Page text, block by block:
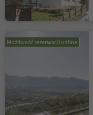
Możliwość rezerwacji online